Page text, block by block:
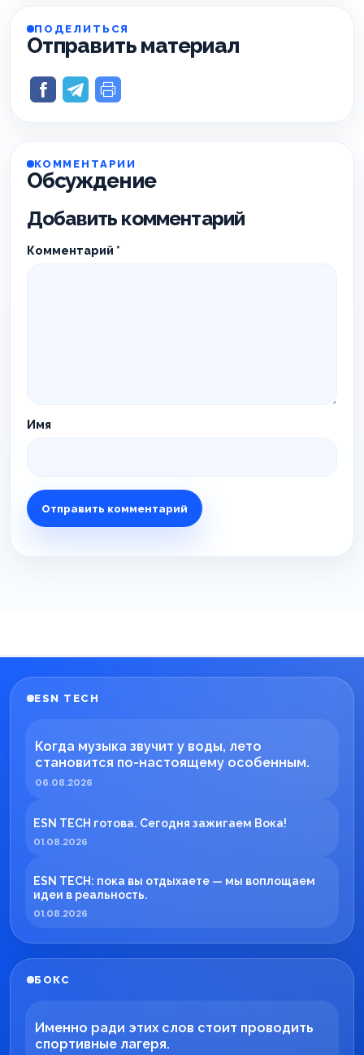
ПОДЕЛИТЬСЯ
Отправить материал
КОММЕНТАРИИ
Обсуждение
Добавить комментарий
Комментарий *
Имя
ESN TECH
Когда музыка звучит у воды, лето
становится по-настоящему особенным.
06.08.2026
ESN TECH готова. Сегодня зажигаем Вока!
01.08.2026
ESN TECH: пока вы отдыхаете — мы воплощаем
идеи в реальность.
01.08.2026
БОКС
Именно ради этих слов стоит проводить
спортивные лагеря.